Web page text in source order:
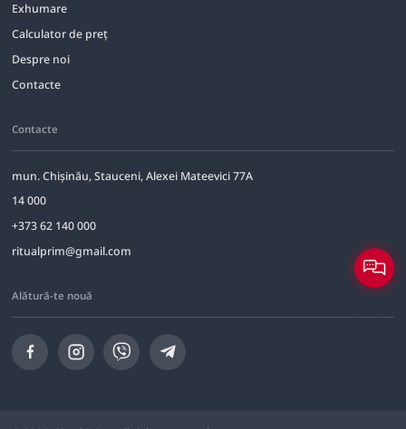
Exhumare
Calculator de preț
Despre noi
Contacte
Contacte
mun. Chișinău, Stauceni, Alexei Mateevici 77A
14 000
+373 62 140 000
ritualprim@gmail.com
Alătură-te nouă